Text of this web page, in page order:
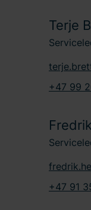
Terje
+47 99
+47 91